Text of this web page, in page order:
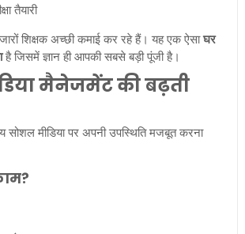
तैयारी
शिक्षक अच्छी कमाई कर रहे हैं। यह एक ऐसाघर
है जिसमें ज्ञान ही आपकी सबसे बड़ी पूंजी है।
मैनेजमेंट की बढ़ती
सोशल मीडिया पर अपनी उपस्थिति मजबूत करना